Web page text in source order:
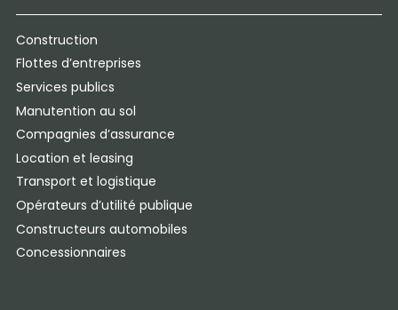
Construction
Flottes d’entreprises
Services publics
Manutention au sol
Compagnies d’assurance
Location et leasing
Transport et logistique
Opérateurs d’utilité publique
Constructeurs automobiles
Concessionnaires